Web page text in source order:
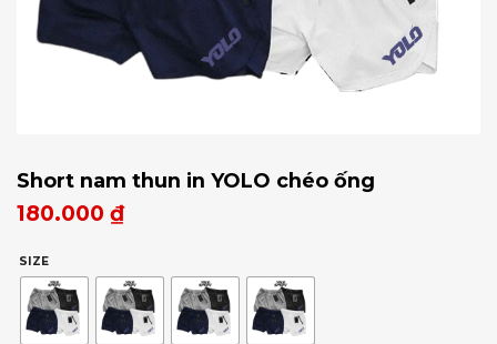
Short nam thun in YOLO chéo ống
180.000 ₫
SIZE